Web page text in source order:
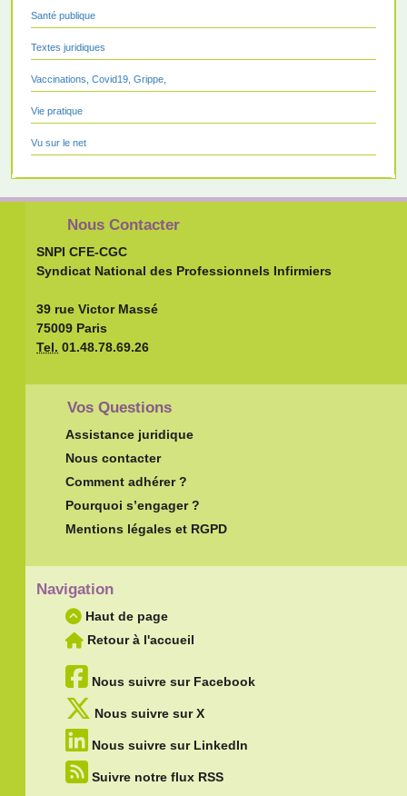
Santé publique
Textes juridiques
Vaccinations, Covid19, Grippe,
Vie pratique
Vu sur le net
Nous Contacter
SNPI CFE-CGC
Syndicat National des Professionnels Infirmiers
39 rue Victor Massé
75009 Paris
Tel. 01.48.78.69.26
Vos Questions
Assistance juridique
Nous contacter
Comment adhérer ?
Pourquoi s’engager ?
Mentions légales et RGPD
Navigation
Haut de page
Retour à l'accueil
Nous suivre sur Facebook
Nous suivre sur X
Nous suivre sur LinkedIn
Suivre notre flux RSS